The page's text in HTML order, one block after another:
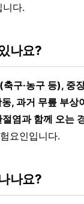
니다.
나요?
구·농구 등), 중
, 과거 무릎 부상
염과 함께 오는
요인입니다.
나요?